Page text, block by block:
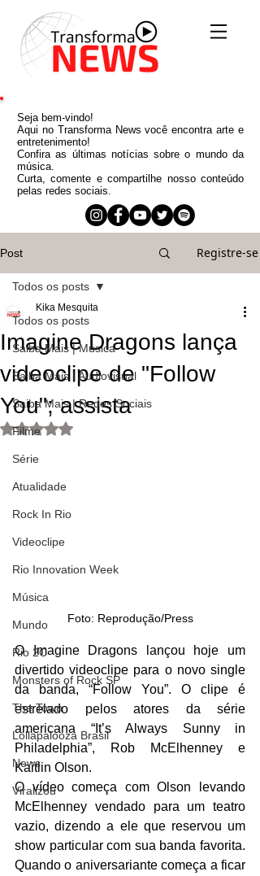
Seja bem-vindo!
Aqui no Transforma News você encontra arte e
entretenimento!
Confira as últimas notícias sobre o mundo da
música.
Curta, comente e compartilhe nosso conteúdo
pelas redes sociais.
Post Registre-se
Todos os posts
Saiba Mais | Música
Saiba Mais | Audiovisual
Saiba Mais | Redes Sociais
Filme
Série
Atualidade
Rock In Rio
Videoclipe
Rio Innovation Week
Música
Mundo
Rio 2C
Monsters of Rock SP
The Town
Lollapalooza Brasil
News
Viralizou
Todos os posts
Imagine Dragons lança
videoclipe de "Follow
You"; assista
Kika Mesquita
Avaliado com NaN de 5 estrelas.
Foto: Reprodução/Press
O Imagine Dragons lançou hoje um
divertido videoclipe para o novo single
da banda, “Follow You”. O clipe é
estrelado pelos atores da série
americana “It’s Always Sunny in
Philadelphia”, Rob McElhenney e
Kaitlin Olson.
O vídeo começa com Olson levando
McElhenney vendado para um teatro
vazio, dizendo a ele que reservou um
show particular com sua banda favorita.
Quando o aniversariante começa a ficar